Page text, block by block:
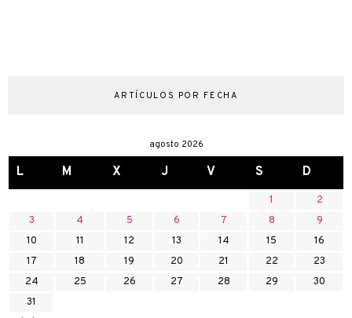
ARTÍCULOS POR FECHA
agosto 2026
L M X J V S D
1
2
3
4 5 6 7 8
9
10
11 12 13 14 15
16
17
18 19 20 21 22
23
24
25 26 27 28 29
30
31